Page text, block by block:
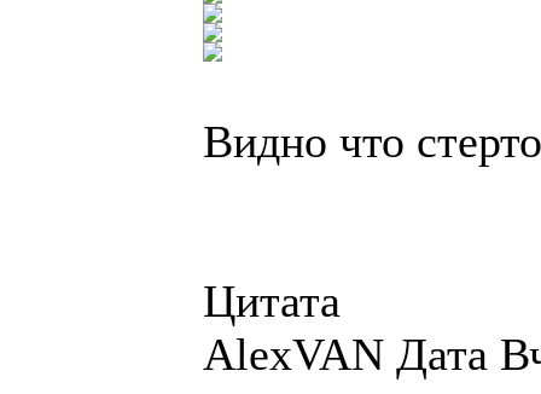
Видно что
Цитата
AlexVAN Дата